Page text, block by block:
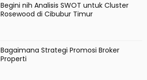
Begini nih Analisis SWOT untuk Cluster
Rosewood di Cibubur Timur
Bagaimana Strategi Promosi Broker
Properti